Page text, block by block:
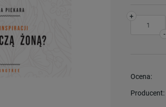
-
+
Ocena:
Producent: